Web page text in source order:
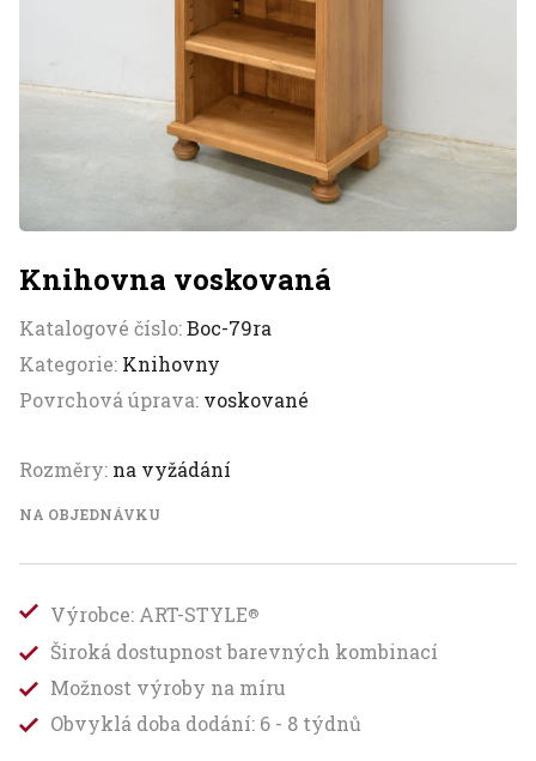
Knihovna voskovaná
Katalogové číslo:Boc-79ra
Kategorie: Knihovny
Povrchová úprava: voskované
Rozměry: na vyžádání
NA OBJEDNÁVKU
Výrobce: ART-STYLE®
Široká dostupnost barevných kombinací
Možnost výroby na míru
Obvyklá doba dodání: 6 - 8 týdnů